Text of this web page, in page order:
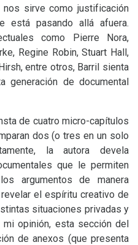
sirve como justificación
pasando allá afuera.
como Pierre Nora,
Regine Robin, Stuart Hall,
entre otros, Barril sienta
generación de documental
de cuatro micro-capítulos
dos (o tres en un solo
la autora devela
que le permiten
argumentos de manera
el espíritu creativo de
situaciones privadas y
mi opinión, esta sección del
de anexos (que presenta